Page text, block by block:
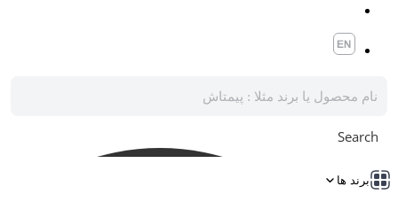
Search
برند ها